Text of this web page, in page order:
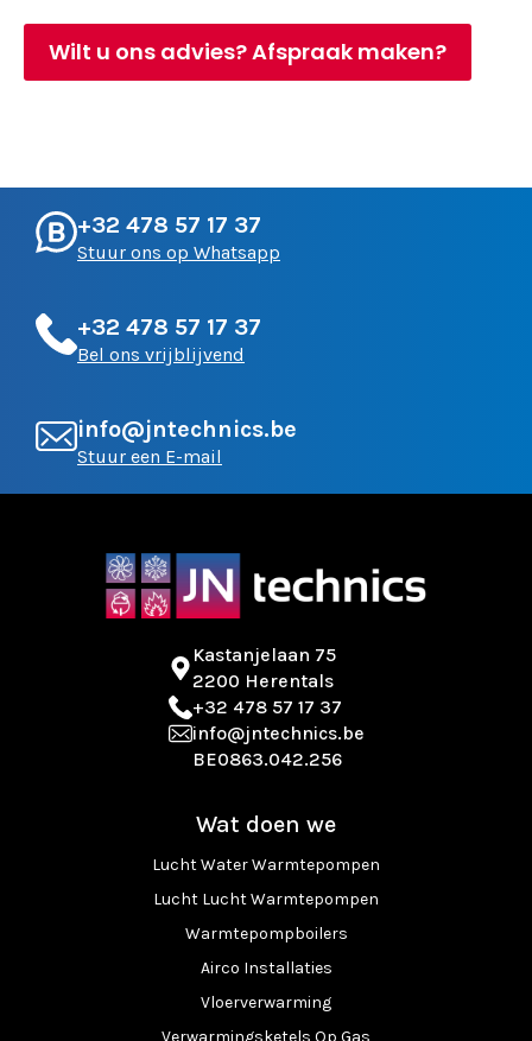
Wilt u ons advies? Afspraak maken?
+32 478 57 17 37
Stuur ons op Whatsapp
+32 478 57 17 37
Bel ons vrijblijvend
info@jntechnics.be
Stuur een E-mail
Kastanjelaan 75
2200 Herentals
+32 478 57 17 37
info@jntechnics.be
BE0863.042.256
Wat doen we
Lucht Water Warmtepompen
Lucht Lucht Warmtepompen
Warmtepompboilers
Airco Installaties
Vloerverwarming
Verwarmingsketels Op Gas